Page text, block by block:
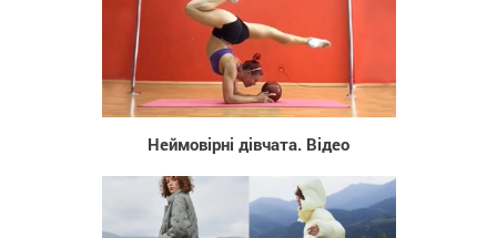
1 914
Неймовірні дівчата. Відео